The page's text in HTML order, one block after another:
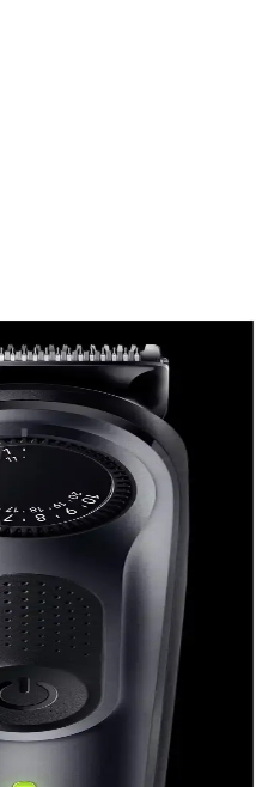
doğru seçimi yapın.
sağlar. Dayanıklı ve
keşfedin!
yaratıyor. Hemen inceleyin!
Tıraş Makinesi
kişisel bakım ihtiyaçlarını